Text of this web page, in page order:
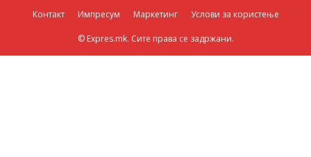
Контакт Импресум Маркетинг Услови за користење
© Expres.mk. Сите права се задржани.